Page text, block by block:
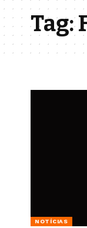
Tag:
NOTÍCIAS